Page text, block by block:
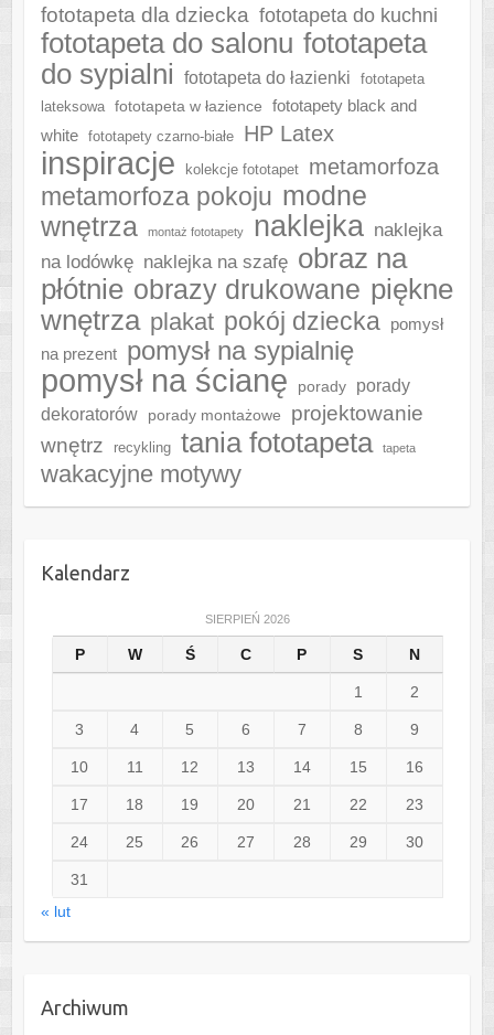
fototapeta dla dziecka fototapeta do kuchni
fototapeta do salonu fototapeta
do sypialni
fototapeta do łazienki
fototapeta
lateksowa
fototapeta w łazience
fototapety black and
white
fototapety czarno-białe HP Latex
inspiracje kolekcje fototapet metamorfoza
metamorfoza pokoju modne
wnętrza
montaż fototapety naklejka naklejka
na lodówkę naklejka na szafę obraz na
płótnie obrazy drukowane piękne
wnętrza plakat pokój dziecka pomysł
na prezent pomysł na sypialnię
pomysł na ścianę porady
porady
dekoratorów
porady montażowe
projektowanie
wnętrz
recykling tania fototapeta tapeta
wakacyjne motywy
Kalendarz
SIERPIEŃ 2026
P W Ś C P S N
1 2
3 4 5 6 7 8 9
10 11 12 13 14 15 16
17 18 19 20 21 22 23
24 25 26 27 28 29 30
31
« lut
Archiwum